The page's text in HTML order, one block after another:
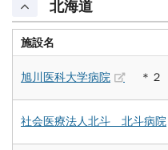
北海道
施設名
旭川医科大学病院 ＊２
社会医療法人北斗 北斗病院